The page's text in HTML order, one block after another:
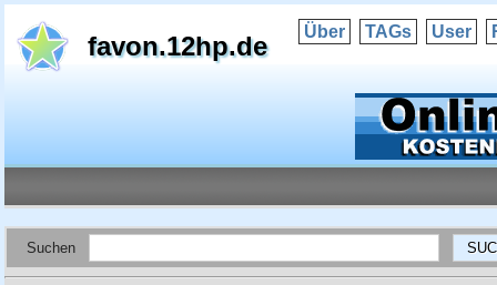
favon.12hp.de Über TAGs User
Suchen